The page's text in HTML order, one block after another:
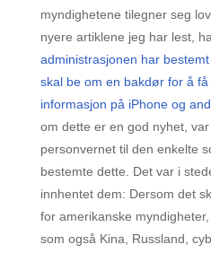
myndighetene tilegner seg
nyere artiklene jeg har lest,
administrasjonen har
skal be om en bakdør for å
informasjon på iPhone og
om dette er en god nyhet,
personvernet til den enkelte
bestemte dette. Det var i
innhentet dem: Dersom det
for amerikanske
som også Kina, Russland,